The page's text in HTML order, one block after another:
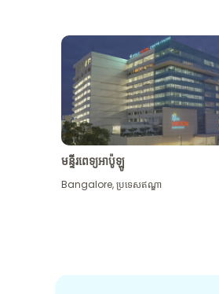
មន្ទីរពេទ្យអាប៉ូឡូ
Bangalore,ប្រទេសឥណ្ឌា